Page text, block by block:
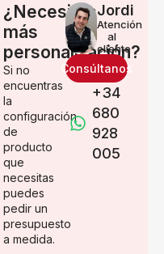
¿Necesitas
más
personalización?
Si no
encuentras
la
configuración
de
producto
que
necesitas
puedes
pedir un
presupuesto
a medida.
Jordi
Atención
al
cliente
Consúltanos
+34
680
928
005